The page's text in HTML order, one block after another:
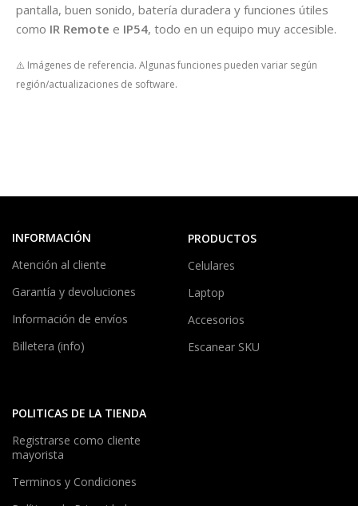
pantalla, buen sonido, batería duradera y funciones útiles
como IR Remote e IP54, todo en un equipo muy accesible.
⚠️ Imágenes de referencia. Algunas funciones pueden variar según
región/actualizaciones de software.
INFORMACIÓN
Atención al cliente
Garantía y devoluciones
Información de envíos
Billetera (info)
PRODUCTOS
Celulares
Laptop
Accesorios
Escanear SKU
POLITICAS DE LA TIENDA
Registrarse como cliente
mayorista
Terminos y Condiciones